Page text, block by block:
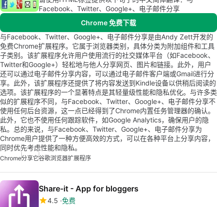
Facebook、Twitter、Google+、电子邮件分享
Chrome 免费下载
与Facebook、Twitter、Google+、电子邮件分享是由Andy Zett开发的
免费Chrome扩展程序。它属于浏览器类别，具体分类为附加组件和工具
子类别。该扩展程序允许用户使用流行的社交媒体平台（如Facebook、
Twitter和Google+）轻松地与他人分享网页、图片和链接。此外，用户
还可以通过电子邮件分享内容，可以通过电子邮件客户端或Gmail进行分
享。此外，该扩展程序还提供了将内容发送到Kindle设备以供稍后阅读的
选项。该扩展程序的一个显著特点是其轻量级性能和隐私优化。与许多类
似的扩展程序不同，与Facebook、Twitter、Google+、电子邮件分享不
使用任何后台资源，这一点已经得到了Chrome内置任务管理器的确认。
此外，它也不使用任何跟踪软件，如Google Analytics，确保用户的隐
私。总的来说，与Facebook、Twitter、Google+、电子邮件分享为
Chrome用户提供了一种方便高效的方式，可以在各种平台上分享内容，
同时优先考虑性能和隐私。
Chrome分享它谷歌浏览器扩展程序
Share-it - App for bloggers
4.5 免费